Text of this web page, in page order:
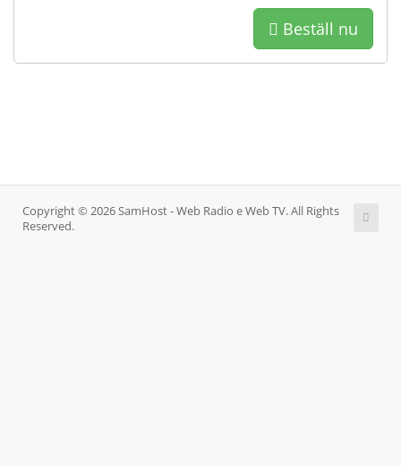
Beställ nu
Copyright © 2026 SamHost - Web Radio e Web TV. All Rights
Reserved.